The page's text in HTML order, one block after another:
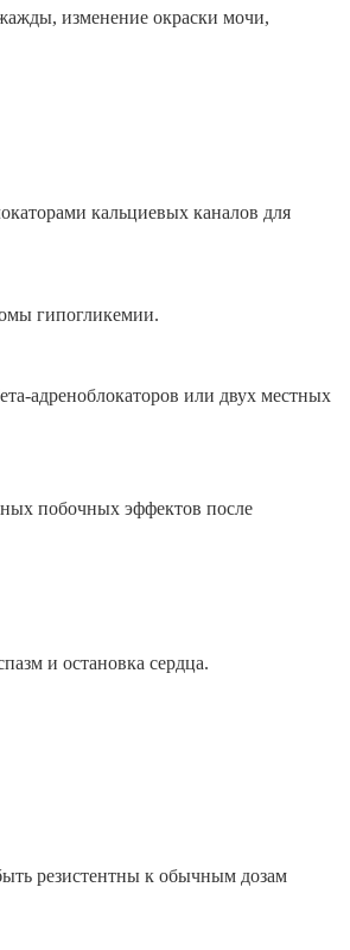
изменение окраски мочи,
кальциевых каналов для
гипогликемии.
адреноблокаторов или двух местных
побочных эффектов после
и остановка сердца.
резистентны к обычным дозам